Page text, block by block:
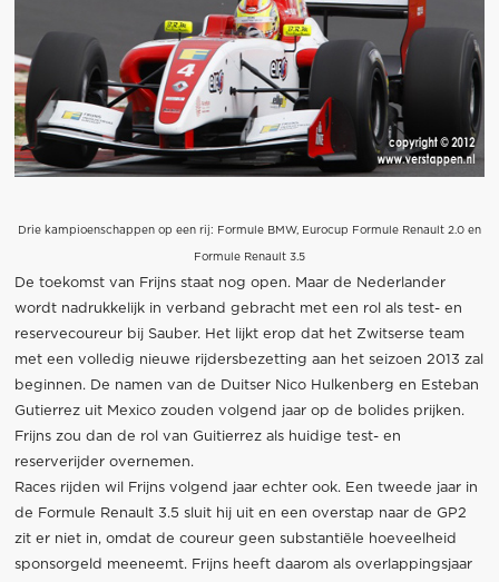
Drie kampioenschappen op een rij: Formule BMW, Eurocup Formule Renault 2.0 en
Formule Renault 3.5
De toekomst van Frijns staat nog open. Maar de Nederlander
wordt nadrukkelijk in verband gebracht met een rol als test- en
reservecoureur bij Sauber. Het lijkt erop dat het Zwitserse team
met een volledig nieuwe rijdersbezetting aan het seizoen 2013 zal
beginnen. De namen van de Duitser Nico Hulkenberg en Esteban
Gutierrez uit Mexico zouden volgend jaar op de bolides prijken.
Frijns zou dan de rol van Guitierrez als huidige test- en
reserverijder overnemen.
Races rijden wil Frijns volgend jaar echter ook. Een tweede jaar in
de Formule Renault 3.5 sluit hij uit en een overstap naar de GP2
zit er niet in, omdat de coureur geen substantiële hoeveelheid
sponsorgeld meeneemt. Frijns heeft daarom als overlappingsjaar